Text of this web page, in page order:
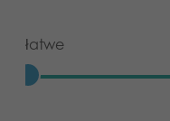
łatwe